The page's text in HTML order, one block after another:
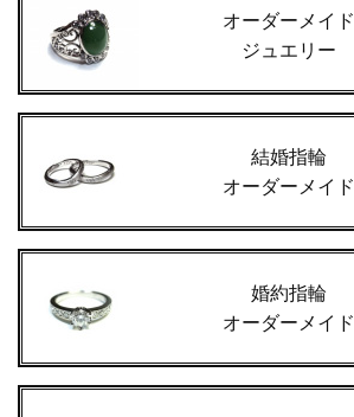
オーダーメイド
ジュエリー
結婚指輪
オーダーメイド
婚約指輪
オーダーメイド